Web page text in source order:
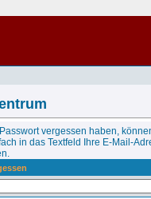
vergessen haben,
in das Textfeld Ihre E-Mail-